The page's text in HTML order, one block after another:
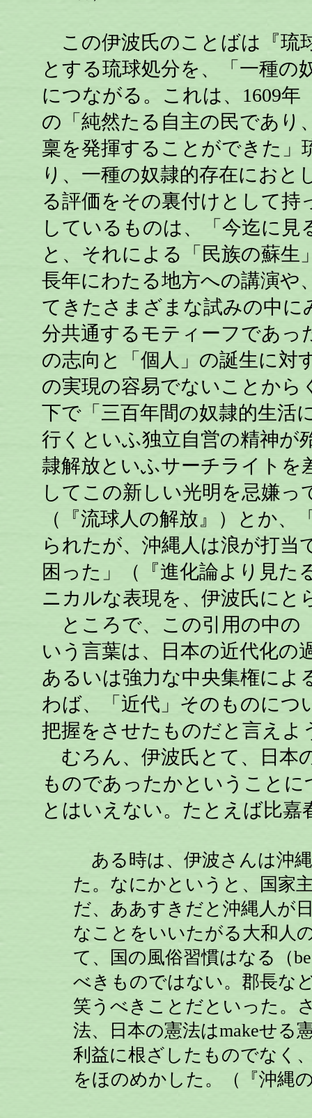
この伊波氏のことばは『琉
とする琉球処分を、「一種の
につながる。これは、1609年
の「純然たる自主の民であり
稟を発揮することができた」
り、一種の奴隷的存在にお
る評価をその裏付けとして
しているものは、「今迄に
と、それによる「民族の蘇
長年にわたる地方への講演や
てきたさまざまな試みの中に
分共通するモティーフであっ
の志向と「個人」の誕生に対
の実現の容易でないことから
下で「三百年間の奴隷的生活
行くといふ独立自営の精神が
隷解放といふサーチライトを
してこの新しい光明を忌嫌
（『流球人の解放』）とか
られたが、沖縄人は浪が打
困った」（『進化論より見た
ニカルな表現を、伊波氏にと
ところで、この引用の中の
いう言葉は、日本の近代化の
あるいは強力な中央集権によ
わば、「近代」そのものにつ
把握をさせたものだと言えよ
むろん、伊波氏とて、日本
ものであったかということ
とはいえない。たとえば比嘉
ある時は、伊波さんは沖
た。なにかというと、国家
だ、ああすきだと沖縄人が
なことをいいたがる大和人
て、国の風俗習慣はなる（
べきものではない。郡長な
笑うべきことだといった。
法、日本の憲法はmakeせる
利益に根ざしたものでなく
をほのめかした。（『沖縄